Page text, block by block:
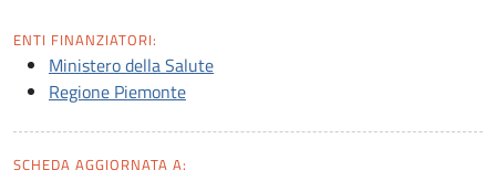
ENTI FINANZIATORI:
Ministero della Salute
Regione Piemonte
SCHEDA AGGIORNATA A: